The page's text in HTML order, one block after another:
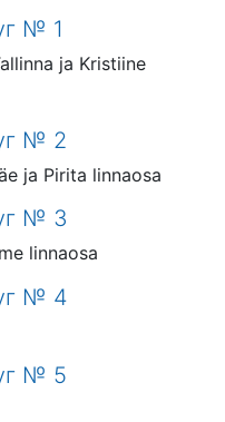
№ 1
ja Kristiine
№ 2
ja Pirita linnaosa
№ 3
linnaosa
№ 4
№ 5